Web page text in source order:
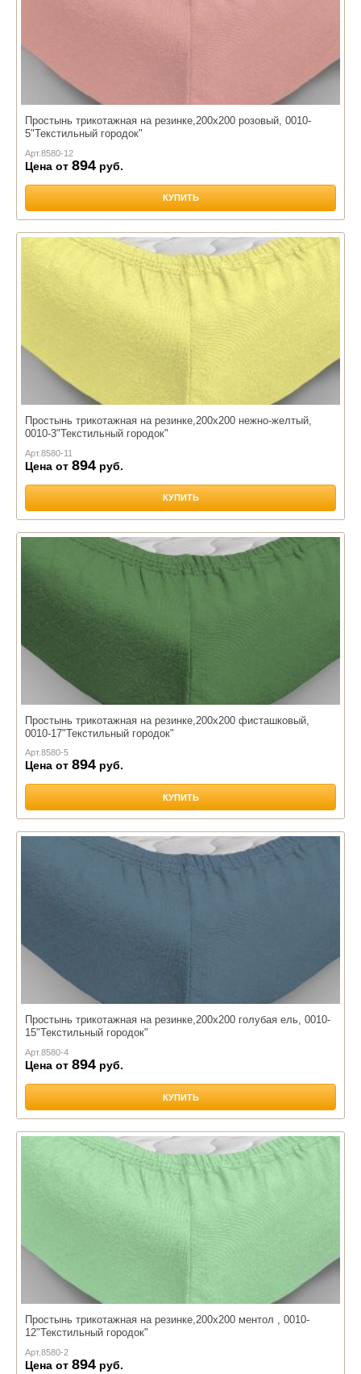
Простынь трикотажная на резинке,200х200 розовый, 0010-
5"Текстильный городок"
Арт.8580-12
Цена от 894 руб.
КУПИТЬ
Простынь трикотажная на резинке,200х200 нежно-желтый,
0010-3"Текстильный городок"
Арт.8580-11
Цена от 894 руб.
КУПИТЬ
Простынь трикотажная на резинке,200х200 фисташковый,
0010-17"Текстильный городок"
Арт.8580-5
Цена от 894 руб.
КУПИТЬ
Простынь трикотажная на резинке,200х200 голубая ель, 0010-
15"Текстильный городок"
Арт.8580-4
Цена от 894 руб.
КУПИТЬ
Простынь трикотажная на резинке,200х200 ментол , 0010-
12"Текстильный городок"
Арт.8580-2
Цена от 894 руб.